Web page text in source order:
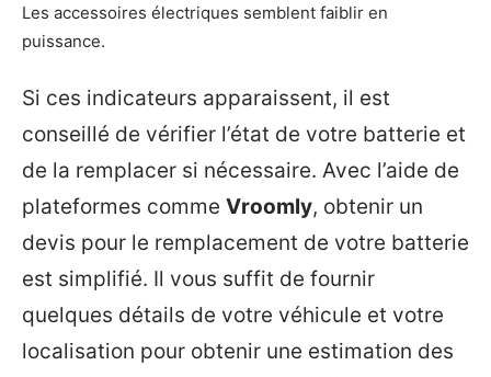
Les accessoires électriques semblent faiblir en
puissance.
Si ces indicateurs apparaissent, il est
conseillé de vérifier l’état de votre batterie et
de la remplacer si nécessaire. Avec l’aide de
plateformes comme Vroomly, obtenir un
devis pour le remplacement de votre batterie
est simplifié. Il vous suffit de fournir
quelques détails de votre véhicule et votre
localisation pour obtenir une estimation des